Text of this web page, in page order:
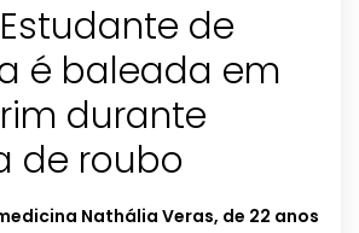
de
é baleada em
durante
de roubo
Nathália Veras, de 22 anos